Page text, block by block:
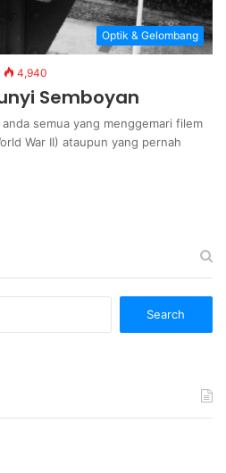
Optik & Gelombang
4,940
Semboyan
semua yang menggemari filem
War II) ataupun yang pernah